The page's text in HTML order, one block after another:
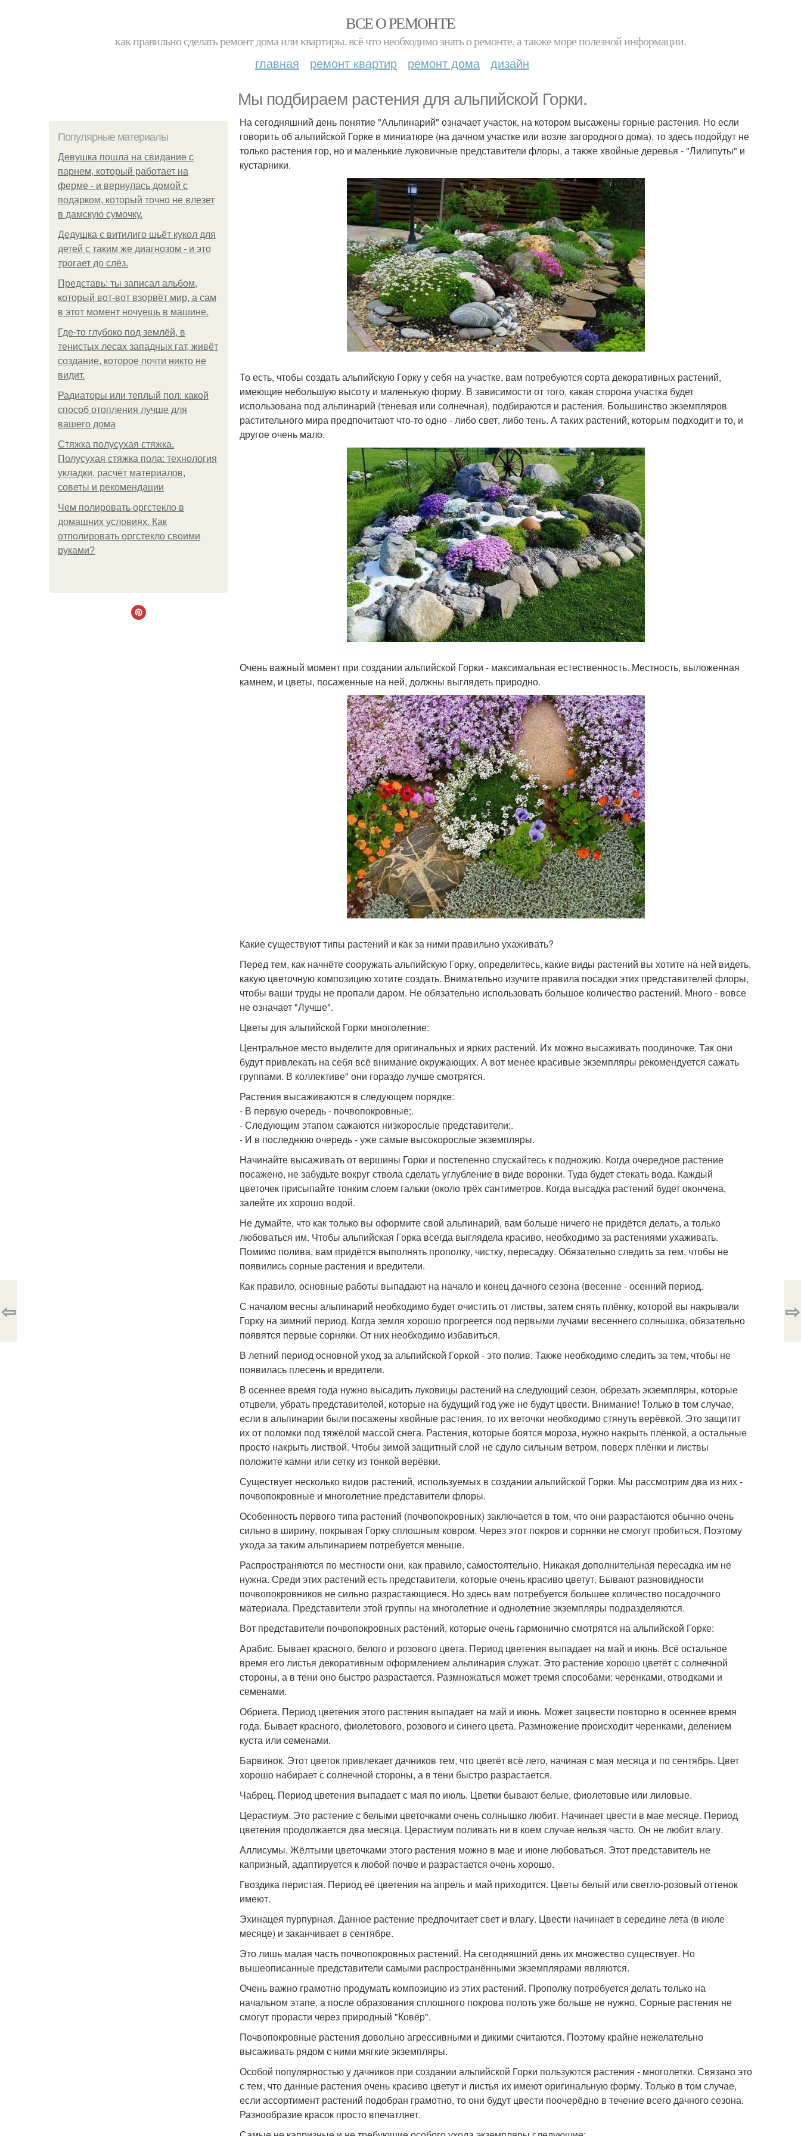
ВСЕ О РЕМОНТЕ
как правильно сделать ремонт дома или квартиры. всё что необходимо знать о ремонте, а также море полезной информации.
главная ремонт квартир ремонт дома дизайн
Мы подбираем растения для альпийской Горки.
Популярные материалы
Девушка пошла на свидание с
парнем, который работает на
ферме - и вернулась домой с
подарком, который точно не влезет
в дамскую сумочку.
Дедушка с витилиго шьёт кукол для
детей с таким же диагнозом - и это
трогает до слёз.
Представь: ты записал альбом,
который вот-вот взорвёт мир, а сам
в этот момент ночуешь в машине.
Где-то глубоко под землёй, в
тенистых лесах западных гат, живёт
создание, которое почти никто не
видит.
Радиаторы или теплый пол: какой
способ отопления лучше для
вашего дома
Стяжка полусухая стяжка.
Полусухая стяжка пола: технология
укладки, расчёт материалов,
советы и рекомендации
Чем полировать оргстекло в
домашних условиях. Как
отполировать оргстекло своими
руками?
На сегодняшний день понятие "Альпинарий" означает участок, на котором высажены горные растения. Но если
говорить об альпийской Горке в миниатюре (на дачном участке или возле загородного дома), то здесь подойдут не
только растения гор, но и маленькие луковичные представители флоры, а также хвойные деревья - "Лилипуты" и
кустарники.
То есть, чтобы создать альпийскую Горку у себя на участке, вам потребуются сорта декоративных растений,
имеющие небольшую высоту и маленькую форму. В зависимости от того, какая сторона участка будет
использована под альпинарий (теневая или солнечная), подбираются и растения. Большинство экземпляров
растительного мира предпочитают что-то одно - либо свет, либо тень. А таких растений, которым подходит и то, и
другое очень мало.
Очень важный момент при создании альпийской Горки - максимальная естественность. Местность, выложенная
камнем, и цветы, посаженные на ней, должны выглядеть природно.
Какие существуют типы растений и как за ними правильно ухаживать?
Перед тем, как начнёте сооружать альпийскую Горку, определитесь, какие виды растений вы хотите на ней видеть,
какую цветочную композицию хотите создать. Внимательно изучите правила посадки этих представителей флоры,
чтобы ваши труды не пропали даром. Не обязательно использовать большое количество растений. Много - вовсе
не означает "Лучше".
Цветы для альпийской Горки многолетние:
Центральное место выделите для оригинальных и ярких растений. Их можно высаживать поодиночке. Так они
будут привлекать на себя всё внимание окружающих. А вот менее красивые экземпляры рекомендуется сажать
группами. В коллективе" они гораздо лучше смотрятся.
Растения высаживаются в следующем порядке:
- В первую очередь - почвопокровные;.
- Следующим этапом сажаются низкорослые представители;.
- И в последнюю очередь - уже самые высокорослые экземпляры.
Начинайте высаживать от вершины Горки и постепенно спускайтесь к подножию. Когда очередное растение
посажено, не забудьте вокруг ствола сделать углубление в виде воронки. Туда будет стекать вода. Каждый
цветочек присыпайте тонким слоем гальки (около трёх сантиметров. Когда высадка растений будет окончена,
залейте их хорошо водой.
Не думайте, что как только вы оформите свой альпинарий, вам больше ничего не придётся делать, а только
любоваться им. Чтобы альпийская Горка всегда выглядела красиво, необходимо за растениями ухаживать.
Помимо полива, вам придётся выполнять прополку, чистку, пересадку. Обязательно следить за тем, чтобы не
появились сорные растения и вредители.
Как правило, основные работы выпадают на начало и конец дачного сезона (весенне - осенний период.
С началом весны альпинарий необходимо будет очистить от листвы, затем снять плёнку, которой вы накрывали
Горку на зимний период. Когда земля хорошо прогреется под первыми лучами весеннего солнышка, обязательно
появятся первые сорняки. От них необходимо избавиться.
В летний период основной уход за альпийской Горкой - это полив. Также необходимо следить за тем, чтобы не
появилась плесень и вредители.
В осеннее время года нужно высадить луковицы растений на следующий сезон, обрезать экземпляры, которые
отцвели, убрать представителей, которые на будущий год уже не будут цвести. Внимание! Только в том случае,
если в альпинарии были посажены хвойные растения, то их веточки необходимо стянуть верёвкой. Это защитит
их от поломки под тяжёлой массой снега. Растения, которые боятся мороза, нужно накрыть плёнкой, а остальные
просто накрыть листвой. Чтобы зимой защитный слой не сдуло сильным ветром, поверх плёнки и листвы
положите камни или сетку из тонкой верёвки.
Существует несколько видов растений, используемых в создании альпийской Горки. Мы рассмотрим два из них -
почвопокровные и многолетние представители флоры.
Особенность первого типа растений (почвопокровных) заключается в том, что они разрастаются обычно очень
сильно в ширину, покрывая Горку сплошным ковром. Через этот покров и сорняки не смогут пробиться. Поэтому
ухода за таким альпинарием потребуется меньше.
Распространяются по местности они, как правило, самостоятельно. Никакая дополнительная пересадка им не
нужна. Среди этих растений есть представители, которые очень красиво цветут. Бывают разновидности
почвопокровников не сильно разрастающиеся. Но здесь вам потребуется большее количество посадочного
материала. Представители этой группы на многолетние и однолетние экземпляры подразделяются.
Вот представители почвопокровных растений, которые очень гармонично смотрятся на альпийской Горке:
Арабис. Бывает красного, белого и розового цвета. Период цветения выпадает на май и июнь. Всё остальное
время его листья декоративным оформлением альпинария служат. Это растение хорошо цветёт с солнечной
стороны, а в тени оно быстро разрастается. Размножаться может тремя способами: черенками, отводками и
семенами.
Обриета. Период цветения этого растения выпадает на май и июнь. Может зацвести повторно в осеннее время
года. Бывает красного, фиолетового, розового и синего цвета. Размножение происходит черенками, делением
куста или семенами.
Барвинок. Этот цветок привлекает дачников тем, что цветёт всё лето, начиная с мая месяца и по сентябрь. Цвет
хорошо набирает с солнечной стороны, а в тени быстро разрастается.
Чабрец. Период цветения выпадает с мая по июль. Цветки бывают белые, фиолетовые или лиловые.
Церастиум. Это растение с белыми цветочками очень солнышко любит. Начинает цвести в мае месяце. Период
цветения продолжается два месяца. Церастиум поливать ни в коем случае нельзя часто. Он не любит влагу.
Аллисумы. Жёлтыми цветочками этого растения можно в мае и июне любоваться. Этот представитель не
капризный, адаптируется к любой почве и разрастается очень хорошо.
Гвоздика перистая. Период её цветения на апрель и май приходится. Цветы белый или светло-розовый оттенок
имеют.
Эхинацея пурпурная. Данное растение предпочитает свет и влагу. Цвести начинает в середине лета (в июле
месяце) и заканчивает в сентябре.
Это лишь малая часть почвопокровных растений. На сегодняшний день их множество существует. Но
вышеописанные представители самыми распространёнными экземплярами являются.
Очень важно грамотно продумать композицию из этих растений. Прополку потребуется делать только на
начальном этапе, а после образования сплошного покрова полоть уже больше не нужно. Сорные растения не
смогут прорасти через природный "Ковёр".
Почвопокровные растения довольно агрессивными и дикими считаются. Поэтому крайне нежелательно
высаживать рядом с ними мягкие экземпляры.
Особой популярностью у дачников при создании альпийской Горки пользуются растения - многолетки. Связано это
с тем, что данные растения очень красиво цветут и листья их имеют оригинальную форму. Только в том случае,
если ассортимент растений подобран грамотно, то они будут цвести поочерёдно в течение всего дачного сезона.
Разнообразие красок просто впечатляет.
⇦ ⇨